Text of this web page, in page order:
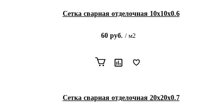
Сетка сварная отделочная 10х10х0.6
60 руб. / м2
Сетка сварная отделочная 20х20х0.7